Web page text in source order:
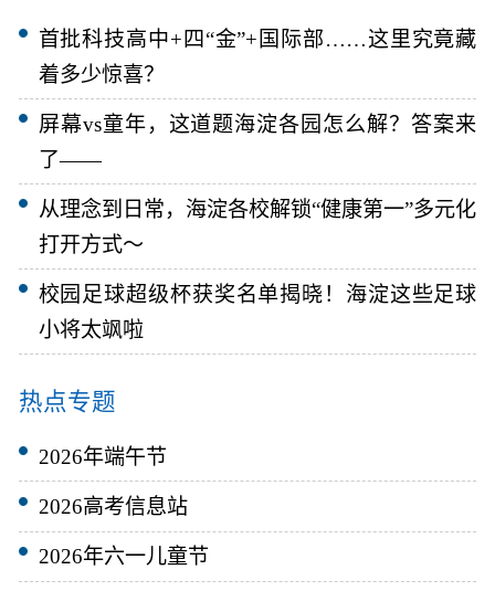
首批科技高中+四“金”+国际部……这里究竟藏
着多少惊喜？
屏幕vs童年，这道题海淀各园怎么解？答案来
了——
从理念到日常，海淀各校解锁“健康第一”多元化
打开方式～
校园足球超级杯获奖名单揭晓！海淀这些足球
小将太飒啦
热点专题
2026年端午节
2026高考信息站
2026年六一儿童节